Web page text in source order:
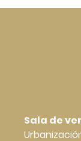
Sala de